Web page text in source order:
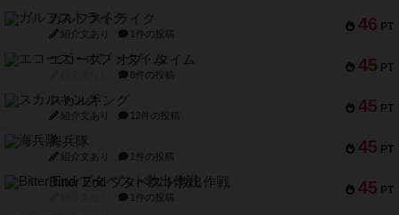
46 PT
ガルフストライク
紹介文あり 1件の投稿
45 PT
エコーズ・オブ・タイム
8件の投稿
45 PT
スカルキング
紹介文あり 12件の投稿
45 PT
海兵隊
紹介文あり 1件の投稿
45 PT
Bitter End ブタペスト救出作戦
1件の投稿